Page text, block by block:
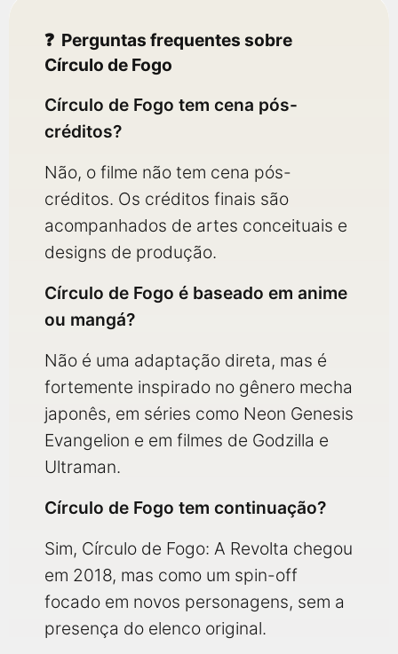
Perguntas frequentes sobre
Círculo de Fogo
Círculo de Fogo tem cena pós-
créditos?
Não, o filme não tem cena pós-
créditos. Os créditos finais são
acompanhados de artes conceituais e
designs de produção.
Círculo de Fogo é baseado em anime
ou mangá?
Não é uma adaptação direta, mas é
fortemente inspirado no gênero mecha
japonês, em séries como Neon Genesis
Evangelion e em filmes de Godzilla e
Ultraman.
Círculo de Fogo tem continuação?
Sim, Círculo de Fogo: A Revolta chegou
em 2018, mas como um spin-off
focado em novos personagens, sem a
presença do elenco original.